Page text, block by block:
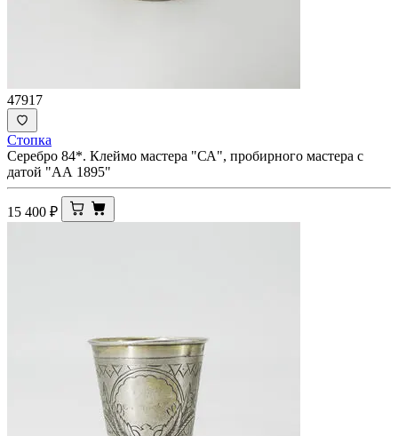
47917
Стопка
Серебро 84*. Клеймо мастера "СА", пробирного мастера с
датой "АА 1895"
15 400 ₽